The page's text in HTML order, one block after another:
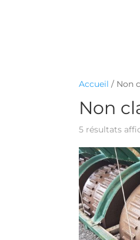
Accueil / Non
Non
5 résultats